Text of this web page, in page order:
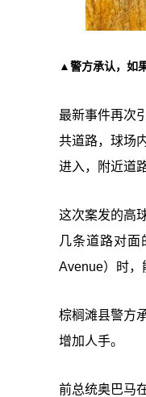
▲ 警方承认，如
最新事件再次
共道路，球场
进入，附近道
这次案发的高
几条道路对面
Avenue）时，
棕榈滩县警方
增加人手。
前总统奥巴马